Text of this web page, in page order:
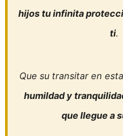
hijos tu infinita
ti.
Que su transitar en
humildad y
que llegue a